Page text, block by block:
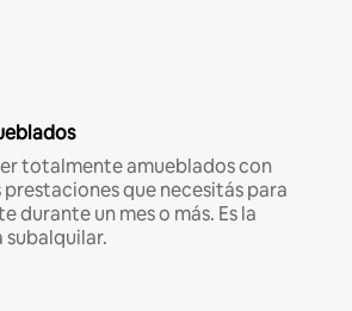
totalmente amueblados con
que necesitás para
durante un mes o más. Es la